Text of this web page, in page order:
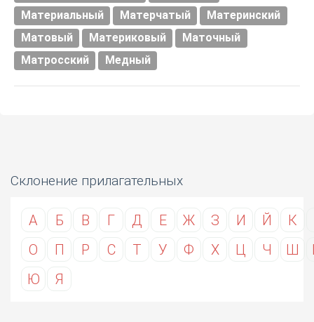
Материальный Матерчатый
Материнский
Матовый
Материковый
Маточный
Матросский
Медный
Склонение прилагательных
А Б В Г Д Е Ж З И Й К
О
П Р С Т У Ф Х Ц Ч Ш
Ю
Я